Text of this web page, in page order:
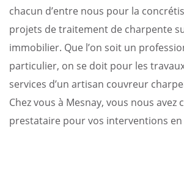
chacun d’entre nous pour la
projets de traitement de charpente
immobilier. Que l’on soit un
particulier, on se doit pour les
services d’un artisan couvreur
Chez vous à Mesnay, vous nous
prestataire pour vos interventions